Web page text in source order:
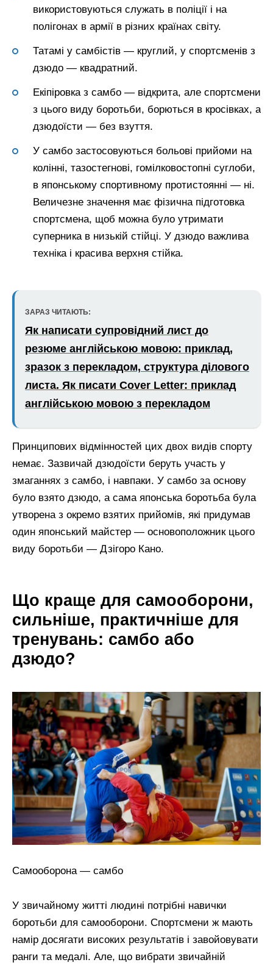
використовуються служать в поліції і на
полігонах в армії в різних країнах світу.
Татамі у самбістів — круглий, у спортсменів з
дзюдо — квадратний.
Екіпіровка з самбо — відкрита, але спортсмени
з цього виду боротьби, борються в кросівках, а
дзюдоїсти — без взуття.
У самбо застосовуються больові прийоми на
колінні, тазостегнові, гомілковостопні суглоби,
в японському спортивному протистоянні — ні.
Величезне значення має фізична підготовка
спортсмена, щоб можна було утримати
суперника в низькій стійці. У дзюдо важлива
техніка і красива верхня стійка.
ЗАРАЗ ЧИТАЮТЬ:
Як написати супровідний лист до
резюме англійською мовою: приклад,
зразок з перекладом, структура ділового
листа. Як писати Cover Letter: приклад
англійською мовою з перекладом
Принципових відмінностей цих двох видів спорту
немає. Зазвичай дзюдоїсти беруть участь у
змаганнях з самбо, і навпаки. У самбо за основу
було взято дзюдо, а сама японська боротьба була
утворена з окремо взятих прийомів, які придумав
один японський майстер — основоположник цього
виду боротьби — Дзігоро Кано.
Що краще для самооборони,
сильніше, практичніше для
тренувань: самбо або
дзюдо?
Самооборона — самбо
У звичайному житті людині потрібні навички
боротьби для самооборони. Спортсмени ж мають
намір досягати високих результатів і завойовувати
ранги та медалі. Але, що вибрати звичайній